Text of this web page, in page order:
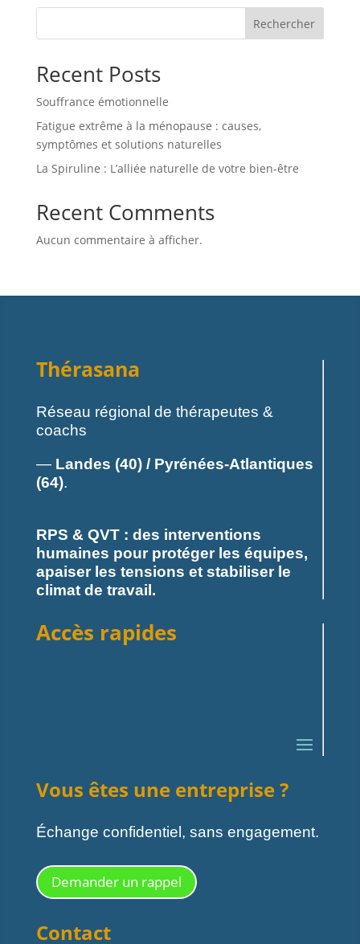
Rechercher
Recent Posts
Souffrance émotionnelle
Fatigue extrême à la ménopause : causes,
symptômes et solutions naturelles
La Spiruline : L’alliée naturelle de votre bien-être
Recent Comments
Aucun commentaire à afficher.
Thérasana
Réseau régional de thérapeutes &
coachs
— Landes (40) / Pyrénées-Atlantiques
(64).
RPS & QVT : des interventions
humaines pour protéger les équipes,
apaiser les tensions et stabiliser le
climat de travail.
Accès rapides
Vous êtes une entreprise ?
Échange confidentiel, sans engagement.
Demander un rappel
Contact